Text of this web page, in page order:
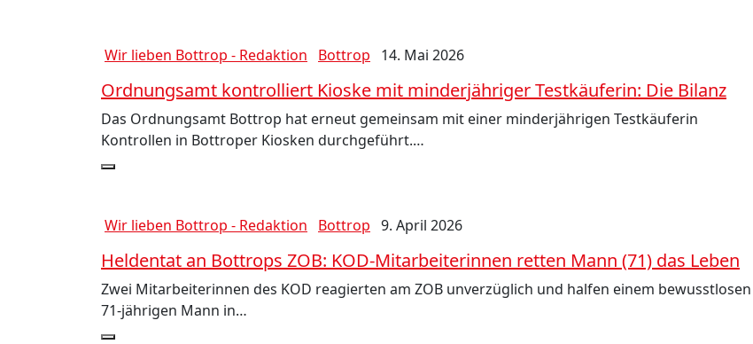
Wir lieben Bottrop - Redaktion Bottrop 14. Mai 2026
Ordnungsamt kontrolliert Kioske mit minderjähriger Testkäuferin: Die Bilanz
Das Ordnungsamt Bottrop hat erneut gemeinsam mit einer minderjährigen Testkäuferin
Kontrollen in Bottroper Kiosken durchgeführt.…
Wir lieben Bottrop - Redaktion Bottrop 9. April 2026
Heldentat an Bottrops ZOB: KOD-Mitarbeiterinnen retten Mann (71) das Leben
Zwei Mitarbeiterinnen des KOD reagierten am ZOB unverzüglich und halfen einem bewusstlosen
71-jährigen Mann in…